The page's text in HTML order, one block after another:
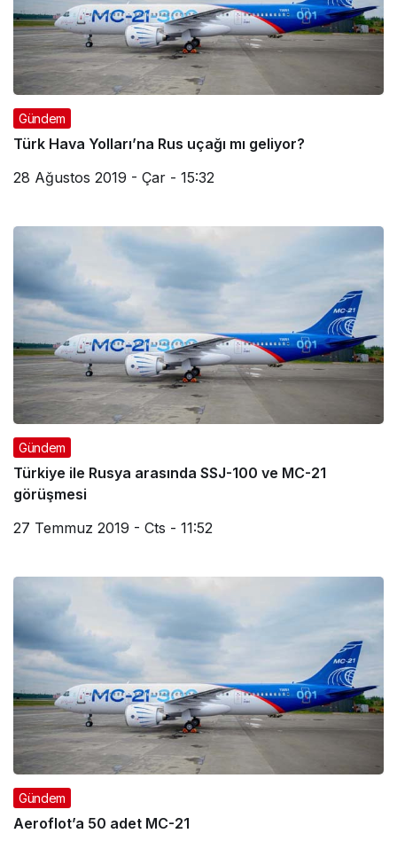
Gündem
Türk Hava Yolları’na Rus uçağı mı geliyor?
28 Ağustos 2019 - Çar - 15:32
Gündem
Türkiye ile Rusya arasında SSJ-100 ve MC-21
görüşmesi
27 Temmuz 2019 - Cts - 11:52
Gündem
Aeroflot’a 50 adet MC-21